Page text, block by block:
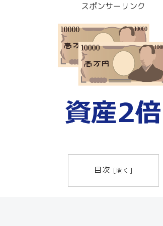
スポンサーリンク
目次